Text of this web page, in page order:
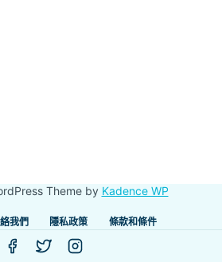
Theme by Kadence WP
我們 隱私政策 條款和條件